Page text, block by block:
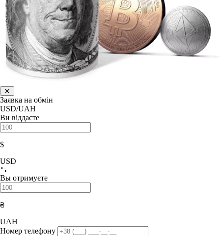
Заявка на обмін
USD/UAH
Ви віддаєте
$
USD
Вы отримуєте
₴
UAH
Номер телефону